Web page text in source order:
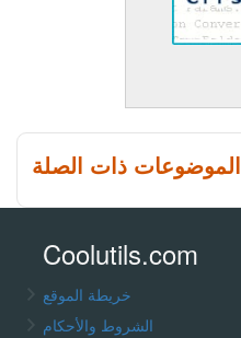
الموضوعات ذات الصلة
Coolutils.com
خريطة الموقع
الشروط والأحكام